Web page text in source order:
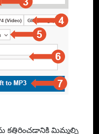
మిమ్మల్ని